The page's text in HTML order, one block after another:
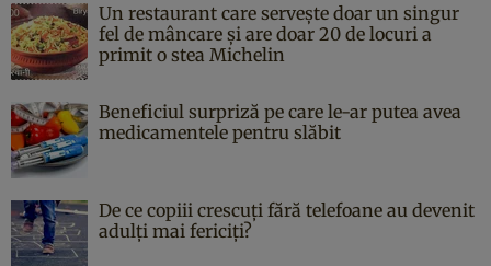
Un restaurant care servește doar un singur
fel de mâncare și are doar 20 de locuri a
primit o stea Michelin
Beneficiul surpriză pe care le-ar putea avea
medicamentele pentru slăbit
De ce copiii crescuți fără telefoane au devenit
adulți mai fericiți?